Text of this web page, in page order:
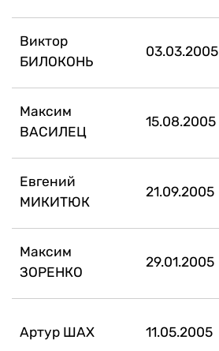
Виктор
БИЛОКОНЬ
03.03.2005
Максим
ВАСИЛЕЦ
15.08.2005
Евгений
МИКИТЮК
21.09.2005
Максим
ЗОРЕНКО
29.01.2005
Артур ШАХ 11.05.2005